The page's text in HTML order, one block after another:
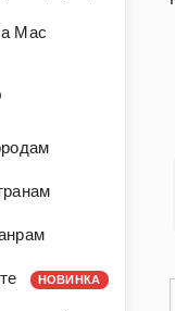
Mac
НОВИНКА